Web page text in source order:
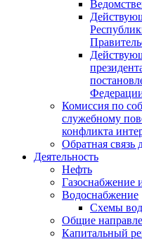
Комиссия по
служебному
конфликта
Обратная связь
Деятельность
Нефть
Газоснабжение
Водоснабжение
Схемы
Общие
Капитальный